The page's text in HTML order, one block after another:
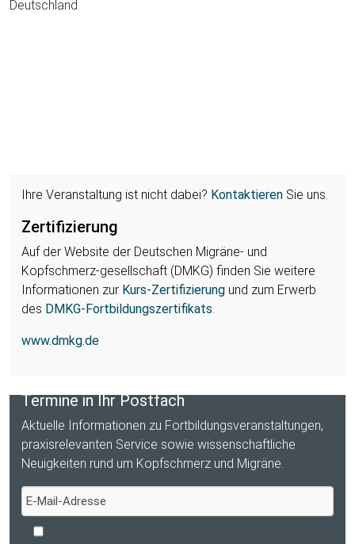
Deutschland
Ihre Veranstaltung ist nicht dabei? Kontaktieren Sie uns.
Zertifizierung
Auf der Website der Deutschen Migräne- und
Kopfschmerz-gesellschaft (DMKG) finden Sie weitere
Informationen zur Kurs-Zertifizierung und zum Erwerb
des DMKG-Fortbildungszertifikats.
www.dmkg.de
Termine in Ihr Postfach
Aktuelle Informationen zu Fortbildungs­veranstaltungen,
praxis­relevanten Service sowie wissenschaftliche
Neuigkeiten rund um Kopfschmerz und Migräne.